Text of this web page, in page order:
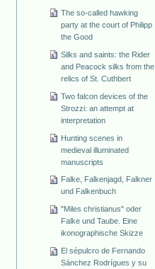
The so-called hawking
party at the court of Philipp
the Good
Silks and saints: the Rider
and Peacock silks from the
relics of St. Cuthbert
Two falcon devices of the
Strozzi: an attempt at
interpretation
Hunting scenes in
medieval illuminated
manuscripts
Falke, Falkenjagd, Falkner
und Falkenbuch
"Miles christianus" oder
Falke und Taube. Eine
ikonographische Skizze
El sépulcro de Fernando
Sánchez Rodrígues y su